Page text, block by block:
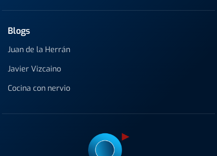
Blogs
Juan de la Herrán
Javier Vizcaino
Cocina con nervio